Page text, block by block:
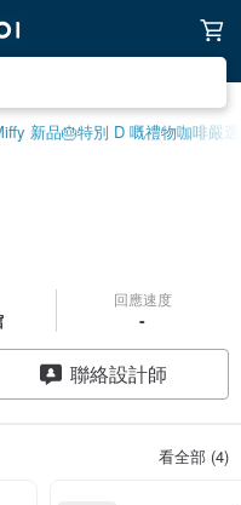
新品🎂特別 D 嘅禮物咖啡嚴
回應速度
-
聯絡設計師
看全部 (4)